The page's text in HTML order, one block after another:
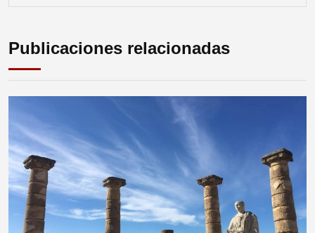
Publicaciones relacionadas